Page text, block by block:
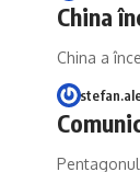
China
China a